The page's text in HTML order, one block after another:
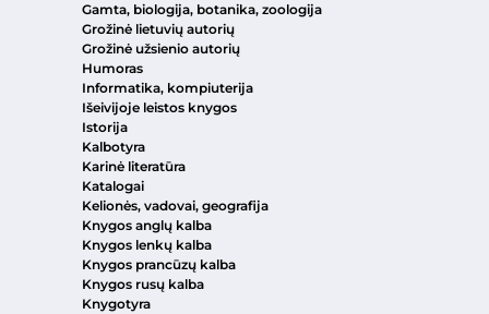
Gamta, biologija, botanika, zoologija
Grožinė lietuvių autorių
Grožinė užsienio autorių
Humoras
Informatika, kompiuterija
Išeivijoje leistos knygos
Istorija
Kalbotyra
Karinė literatūra
Katalogai
Kelionės, vadovai, geografija
Knygos anglų kalba
Knygos lenkų kalba
Knygos prancūzų kalba
Knygos rusų kalba
Knygotyra